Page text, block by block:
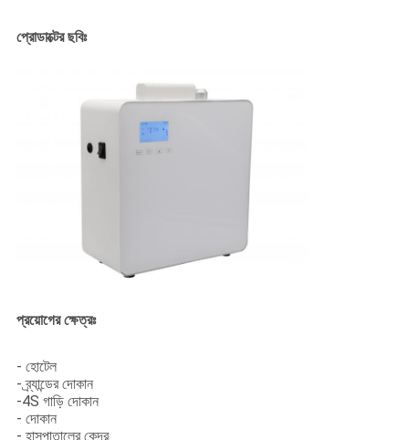
প্রোডাক্টের ছবিঃ
প্রয়োগের ক্ষেত্রঃ
- হোটেল
- ব্র্যান্ডের দোকান
-4S গাড়ি দোকান
- দোকান
- হাসপাতালের কেন্দ্র